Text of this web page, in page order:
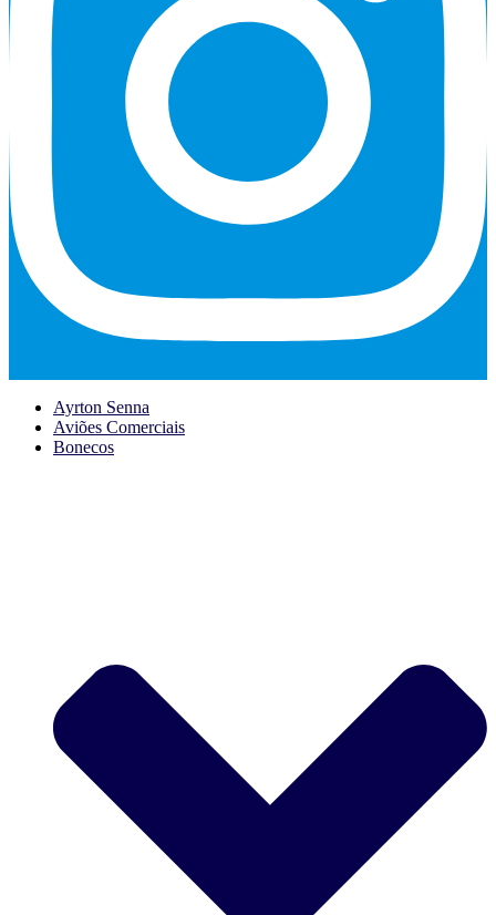
Ayrton Senna
Aviões Comerciais
Bonecos